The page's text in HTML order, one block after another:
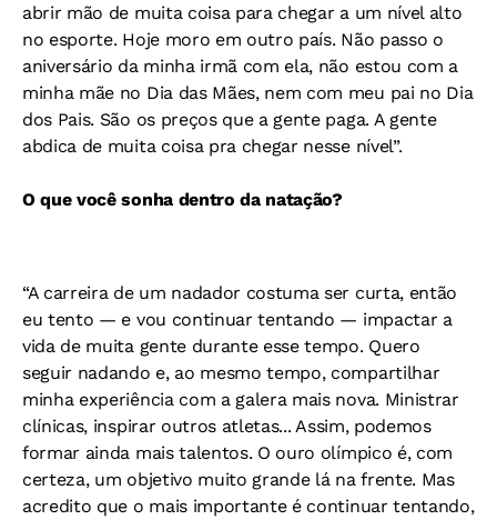
abrir mão de muita coisa para chegar a um nível alto
no esporte. Hoje moro em outro país. Não passo o
aniversário da minha irmã com ela, não estou com a
minha mãe no Dia das Mães, nem com meu pai no Dia
dos Pais. São os preços que a gente paga. A gente
abdica de muita coisa pra chegar nesse nível”.
O que você sonha dentro da natação?
“A carreira de um nadador costuma ser curta, então
eu tento — e vou continuar tentando — impactar a
vida de muita gente durante esse tempo. Quero
seguir nadando e, ao mesmo tempo, compartilhar
minha experiência com a galera mais nova. Ministrar
clínicas, inspirar outros atletas... Assim, podemos
formar ainda mais talentos. O ouro olímpico é, com
certeza, um objetivo muito grande lá na frente. Mas
acredito que o mais importante é continuar tentando,